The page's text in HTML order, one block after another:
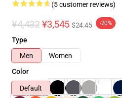
(5 customer reviews)
¥4,432 ¥3,545 $24.45 -20%
Type
Men
Women
Color
Default